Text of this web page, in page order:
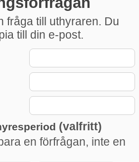
fråga till uthyraren. Du
till din e-post.
(valfritt)
en förfrågan, inte en